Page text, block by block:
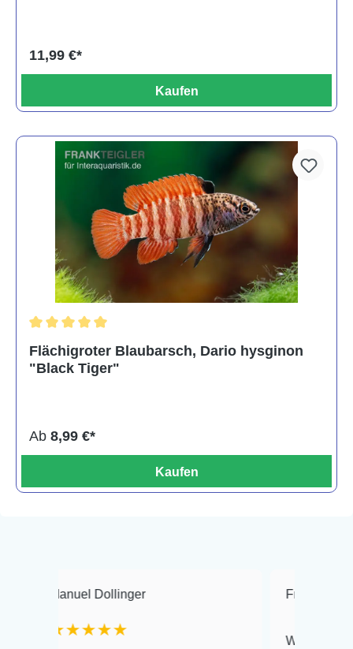
11,99 €*
Kaufen
Flächigroter Blaubarsch, Dario hysginon
"Black Tiger"
Ab 8,99 €*
Kaufen
Dollinger Frank Hackmayer
Warenanlieferung Top